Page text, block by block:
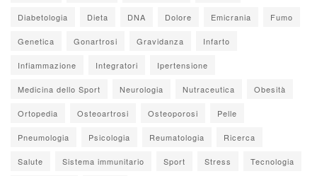
Diabetologia Dieta DNA Dolore Emicrania Fumo
Genetica Gonartrosi Gravidanza Infarto
Infiammazione Integratori Ipertensione
Medicina dello Sport Neurologia Nutraceutica Obesità
Ortopedia Osteoartrosi Osteoporosi Pelle
Pneumologia Psicologia Reumatologia Ricerca
Salute Sistema immunitario Sport Stress Tecnologia